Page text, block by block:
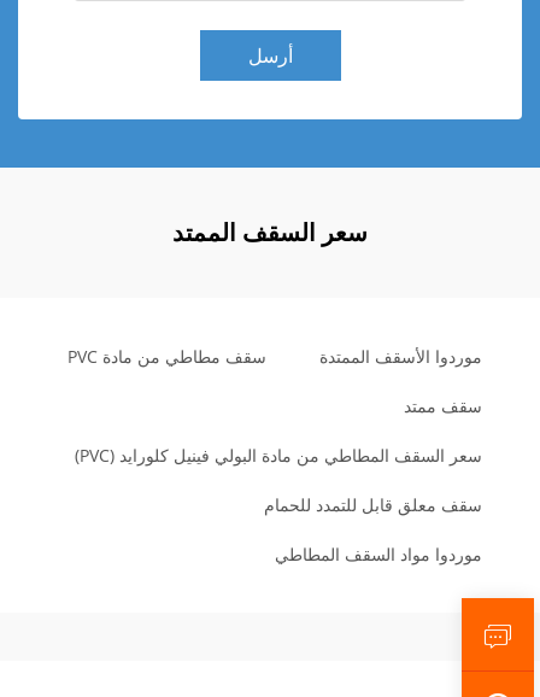
أرسل
سعر السقف الممتد
موردوا الأسقف الممتدة سقف مطاطي من مادة PVC
سقف ممتد
سعر السقف المطاطي من مادة البولي فينيل كلورايد (PVC)
سقف معلق قابل للتمدد للحمام
موردوا مواد السقف المطاطي